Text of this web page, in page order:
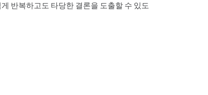
반복하고도 타당한 결론을 도출할 수 있도